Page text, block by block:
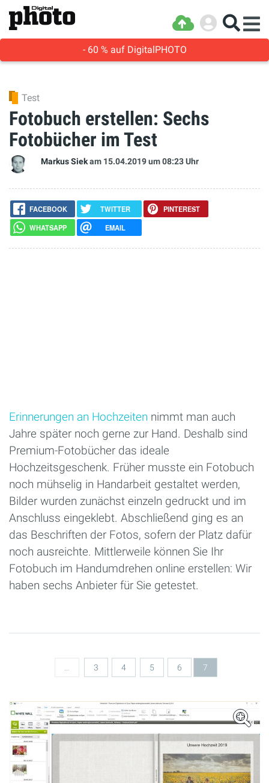
- 60 % auf DigitalPHOTO
Test
Fotobuch erstellen: Sechs
Fotobücher im Test
Markus Siekam 15.04.2019um 08:23 Uhr
FACEBOOK TWITTER
PINTEREST
WHATSAPP
EMAIL
Erinnerungen an Hochzeiten nimmt man auch
Jahre später noch gerne zur Hand. Deshalb sind
Premium-Fotobücher das ideale
Hochzeitsgeschenk. Früher musste ein Fotobuch
noch mühselig in Handarbeit gestaltet werden,
Bilder wurden zunächst einzeln gedruckt und im
Anschluss eingeklebt. Abschließend ging es an
das Beschriften der Fotos, sofern der Platz dafür
noch ausreichte. Mittlerweile können Sie Ihr
Fotobuch im Handumdrehen online erstellen: Wir
haben sechs Anbieter für Sie getestet.
3 4 5 6 7